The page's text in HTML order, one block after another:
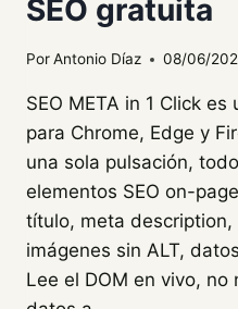
SEO gratuita
PorAntonio Díaz 08/06/
SEO META in 1 Click
para Chrome, Edge y
una sola pulsación,
elementos SEO on-
título, meta
imágenes sin ALT,
Lee el DOM en vivo,